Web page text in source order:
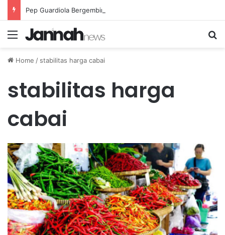
Menu
Home / stabilitas harga cabai
stabilitas harga
cabai